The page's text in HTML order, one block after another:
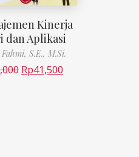
Kinerja
dan Aplikasi
S.E., M.Si.
Rp41,500